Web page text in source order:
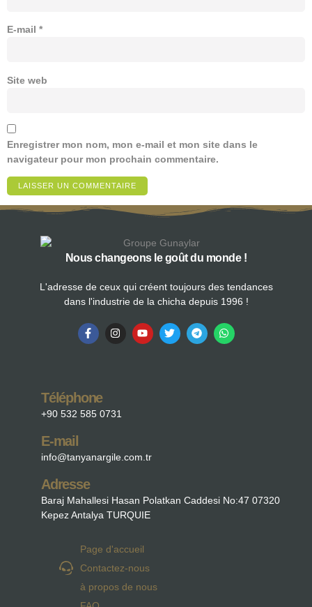
E-mail *
Site web
Enregistrer mon nom, mon e-mail et mon site dans le
navigateur pour mon prochain commentaire.
Nous changeons le goût du monde !
L'adresse de ceux qui créent toujours des tendances
dans l'industrie de la chicha depuis 1996 !
Téléphone
+90 532 585 0731
E-mail
info@tanyanargile.com.tr
Adresse
Baraj Mahallesi Hasan Polatkan Caddesi No:47 07320
Kepez Antalya TURQUIE
Page d'accueil
Contactez-nous
à propos de nous